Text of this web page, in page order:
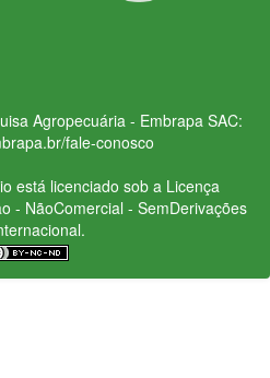
Agropecuária - Embrapa SAC:
fale-conosco
está licenciado sob a Licença
- NãoComercial - SemDerivações